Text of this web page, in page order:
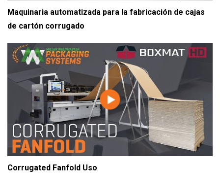
Maquinaria automatizada para la fabricación de cajas
de cartón corrugado
Corrugated Fanfold Uso